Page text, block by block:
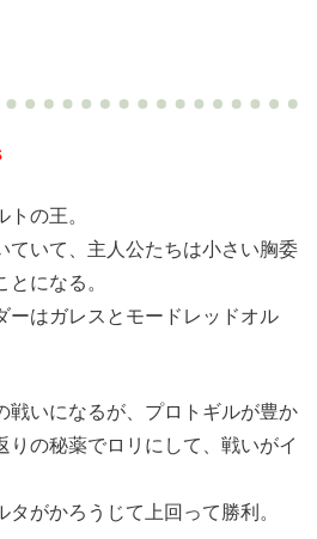
の王。
ていて、主人公たちは小さい胸委
になる。
ーはガレスとモードレッドオル
戦いになるが、プロトギルが豊か
りの秘薬でロリにして、戦いがイ
がかろうじて上回って勝利。